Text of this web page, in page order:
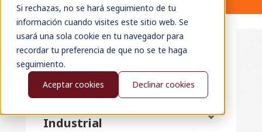
Si rechazas, no se hará seguimiento de tu
información cuando visites este sitio web. Se
usará una sola cookie en tu navegador para
recordar tu preferencia de que no se te haga
seguimiento.
Aceptar cookies
Declinar cookies
Categorías
Todos
Industrial